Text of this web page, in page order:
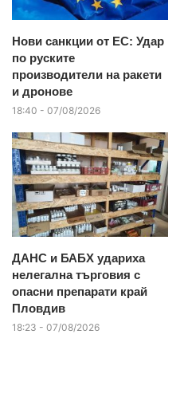
Нови санкции от ЕС: Удар
по руските
производители на ракети
и дронове
18:40 - 07/08/2026
ДАНС и БАБХ удариха
нелегална търговия с
опасни препарати край
Пловдив
18:23 - 07/08/2026